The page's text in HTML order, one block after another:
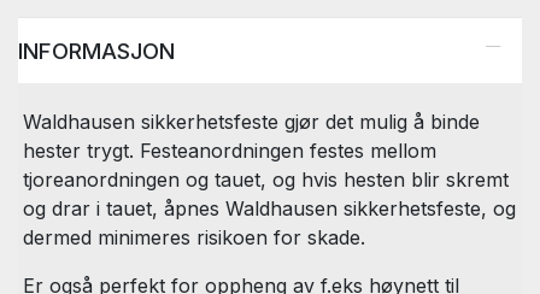
INFORMASJON
Waldhausen sikkerhetsfeste gjør det mulig å binde
hester trygt. Festeanordningen festes mellom
tjoreanordningen og tauet, og hvis hesten blir skremt
og drar i tauet, åpnes Waldhausen sikkerhetsfeste, og
dermed minimeres risikoen for skade.
Er også perfekt for oppheng av f.eks høynett til